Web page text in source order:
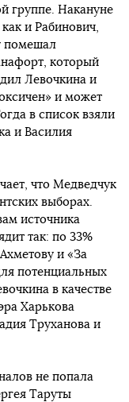
группе. Накануне
и Рабинович,
помешал
который
Левочкина и
и может
в список взяли
и Василия
что Медведчук
выборах.
источника
так: по 33%
и «За
потенциальных
в качестве
Харькова
Труханова и
не попала
Таруты